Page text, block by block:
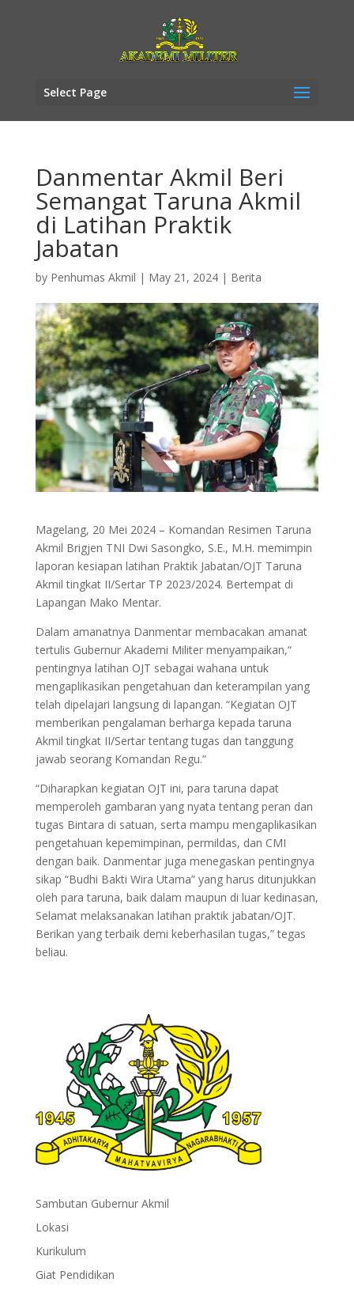
Select Page
Danmentar Akmil Beri
Semangat Taruna Akmil
di Latihan Praktik
Jabatan
by Penhumas Akmil | May 21, 2024| Berita
Magelang, 20 Mei 2024 – Komandan Resimen Taruna
Akmil Brigjen TNI Dwi Sasongko, S.E., M.H. memimpin
laporan kesiapan latihan Praktik Jabatan/OJT Taruna
Akmil tingkat II/Sertar TP 2023/2024. Bertempat di
Lapangan Mako Mentar.
Dalam amanatnya Danmentar membacakan amanat
tertulis Gubernur Akademi Militer menyampaikan,“
pentingnya latihan OJT sebagai wahana untuk
mengaplikasikan pengetahuan dan keterampilan yang
telah dipelajari langsung di lapangan. “Kegiatan OJT
memberikan pengalaman berharga kepada taruna
Akmil tingkat II/Sertar tentang tugas dan tanggung
jawab seorang Komandan Regu.”
“Diharapkan kegiatan OJT ini, para taruna dapat
memperoleh gambaran yang nyata tentang peran dan
tugas Bintara di satuan, serta mampu mengaplikasikan
pengetahuan kepemimpinan, permildas, dan CMI
dengan baik. Danmentar juga menegaskan pentingnya
sikap “Budhi Bakti Wira Utama” yang harus ditunjukkan
oleh para taruna, baik dalam maupun di luar kedinasan,
Selamat melaksanakan latihan praktik jabatan/OJT.
Berikan yang terbaik demi keberhasilan tugas,” tegas
beliau.
Sambutan Gubernur Akmil
Lokasi
Kurikulum
Giat Pendidikan